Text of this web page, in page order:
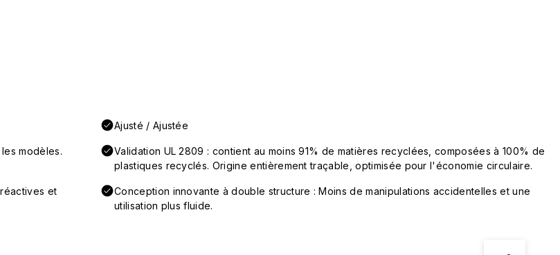
Ajusté / Ajustée
modèles.
Validation UL 2809 : contient au moins 91% de matières recyclées, composées à 100% de
plastiques recyclés. Origine entièrement traçable, optimisée pour l'économie circulaire.
et
Conception innovante à double structure : Moins de manipulations accidentelles et une
utilisation plus fluide.